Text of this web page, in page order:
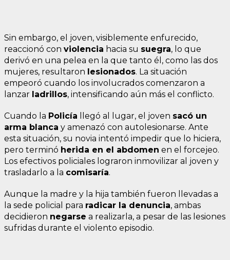
Sin embargo, el joven, visiblemente enfurecido,
reaccionó con violencia hacia su suegra, lo que
derivó en una pelea en la que tanto él, como las dos
mujeres, resultaron lesionados. La situación
empeoró cuando los involucrados comenzaron a
lanzar ladrillos, intensificando aún más el conflicto.
Cuando la Policía llegó al lugar, el joven sacó un
arma blanca y amenazó con autolesionarse. Ante
esta situación, su novia intentó impedir que lo hiciera,
pero terminó herida en el abdomen en el forcejeo.
Los efectivos policiales lograron inmovilizar al joven y
trasladarlo a la comisaría.
Aunque la madre y la hija también fueron llevadas a
la sede policial para radicar la denuncia, ambas
decidieron negarse a realizarla, a pesar de las lesiones
sufridas durante el violento episodio.